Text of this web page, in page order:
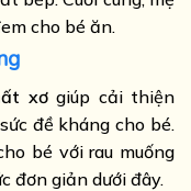
cho bé ăn.
xơgiúp cải thiện
đề kháng cho bé.
bé với rau muống
đơn giản dưới đây.